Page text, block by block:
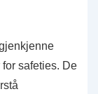
safeties. De